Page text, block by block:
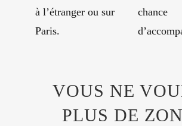
à l’étranger ou sur
Paris.
chance
VOUS NE
PLUS DE